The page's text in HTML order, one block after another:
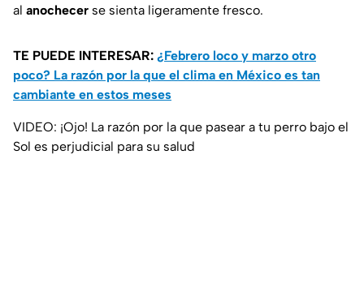
al anochecer se sienta ligeramente fresco.
TE PUEDE INTERESAR: ¿Febrero loco y marzo otro
poco? La razón por la que el clima en México es tan
cambiante en estos meses
VIDEO: ¡Ojo! La razón por la que pasear a tu perro bajo el
Sol es perjudicial para su salud